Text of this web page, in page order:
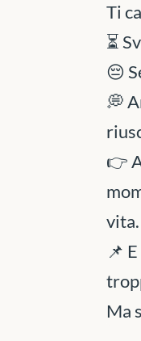
Ti
⏳
😔
💭
👉
vita.
📌
Ma